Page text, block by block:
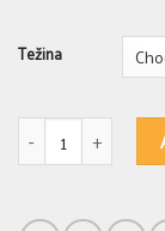
Težina
Magareći sapun